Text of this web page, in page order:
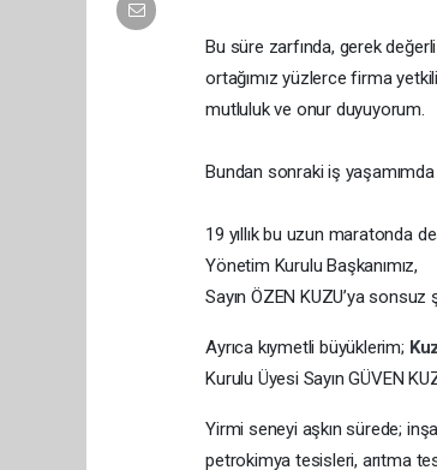
Bu süre zarfında, gerek
ortağımız yüzlerce firma
mutluluk ve onur duyuyorum.
Bundan sonraki iş
19 yıllık bu uzun maratonda
Yönetim Kurulu Başkanımız,
Sayın ÖZEN KUZU’ya sonsuz
Ayrıca kıymetli büyüklerim;
Kurulu Üyesi Sayın GÜVEN
Yirmi seneyi aşkın sürede;
petrokimya tesisleri, arıtma